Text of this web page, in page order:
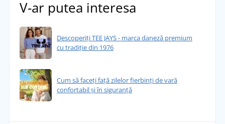
V-ar putea interesa
Descoperiți TEE JAYS - marca daneză premium
cu tradiție din 1976
Cum să faceți față zilelor fierbinți de vară
confortabil și în siguranță